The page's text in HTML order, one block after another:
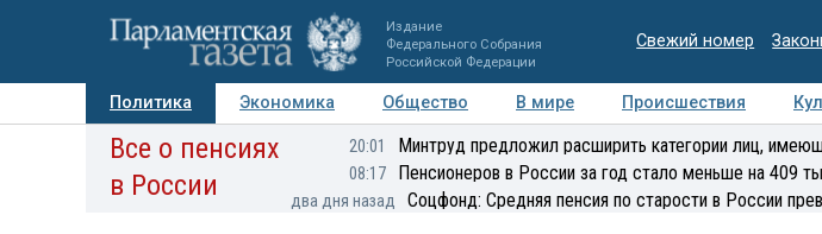
Издание
Федерального Собрания
Российской Федерации
Свежий номер
Политика Экономика Общество В мире Происшествия
Авторы Персоны Мнения Регионы Медиацентр Интервью
Все о пенсиях
в России
20:01 Минтруд предложил расширить категории лиц,
08:17 Пенсионеров в России за год стало меньше на 409
два дня назад Соцфонд: Средняя пенсия по старости в России